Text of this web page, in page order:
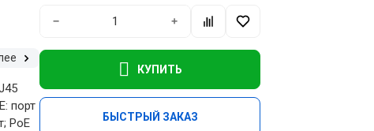
порт
PoE
− +
КУПИТЬ
БЫСТРЫЙ ЗАКАЗ